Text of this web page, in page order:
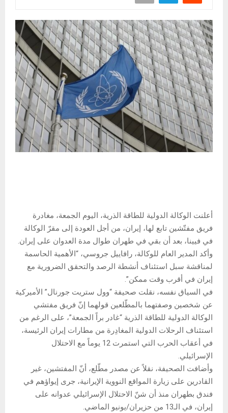
أعلنت الوكالة الدولية للطاقة الذرية، اليوم الجمعة، مغادرة
فريق مفتّشين تابع لها، إيران، من أجل العودة إلى مقرّ الوكالة
في فيينا، بعد أن بقي في طهران طوال مدة العدوان على إيران.
وأكد المدير العام للوكالة، رافاييل جروسي، “الأهمية الحاسمة
لمناقشة سبل استئناف أنشطة الرصد والتحقق الضرورية مع
إيران في أقرب وقت ممكن”.
في السياق نفسه، نقلت صحيفة “وول ستريت جورنال” الأميركية
عن شخصين وصفتهما بالمطّلعين قولهما إنّ فريق مفتشي
الوكالة الدولية للطاقة الذرية “غادر براً الجمعة”، على الرغم من
استئناف الرحلات الدولية المغادِرة من مطارات إيران الرئيسة،
في أعقاب الحرب التي استمرت 12 يوماً مع الاحتلال
الإسرائيلي.
وأضافت الصحيفة، نقلاً عن مصدر مطّلع، أنّ المفتشين، غير
القادرين على زيارة المواقع النووية الإيرانية، جرى إيواؤهم في
فندق بطهران منذ أن شنّ الاحتلال الإسرائيلي عدوانه على
إيران، في الـ13 من حزيران/يونيو الماضي.